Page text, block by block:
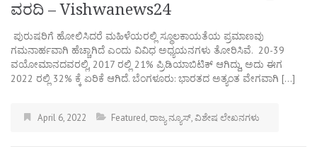
ವರದಿ – Vishwanews24
ಪುರುಷರಿಗೆ ಹೋಲಿಸಿದರೆ ಮಹಿಳೆಯರಲ್ಲಿ ಸ್ಥೂಲಕಾಯತೆಯ ಪ್ರಮಾಣವು
ಗಮನಾರ್ಹವಾಗಿ ಹೆಚ್ಚಾಗಿದೆ ಎಂದು ವಿವಿಧ ಅಧ್ಯಯನಗಳು ತೋರಿಸಿವೆ. 20-39
ವಯೋಮಾನದವರಲ್ಲಿ, 2017 ರಲ್ಲಿ 21% ಪ್ರಿಡಿಯಾಬಿಟಿಕ್ ಆಗಿದ್ದು, ಅದು ಈಗ
2022 ರಲ್ಲಿ 32% ಕ್ಕೆ ಏರಿಕೆ ಆಗಿದೆ. ಬೆಂಗಳೂರು: ಭಾರತದ ಅತ್ಯಂತ ವೇಗವಾಗಿ […]
April 6, 2022 Featured,ರಾಜ್ಯ ನ್ಯೂಸ್,ವಿಶೇಷ ಲೇಖನಗಳು